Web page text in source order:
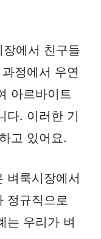
에서 친구들
정에서 우연
아르바이트
다. 이러한 기
고 있어요.
벼룩시장에서
정규직으로
는 우리가 벼